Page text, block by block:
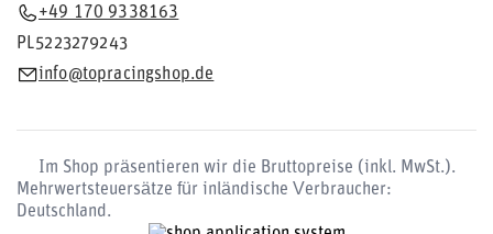
+49 170 9338163
PL5223279243
info@topracingshop.de
Im Shop präsentieren wir die Bruttopreise (inkl. MwSt.).
Mehrwertsteuersätze für inländische Verbraucher:
Deutschland.